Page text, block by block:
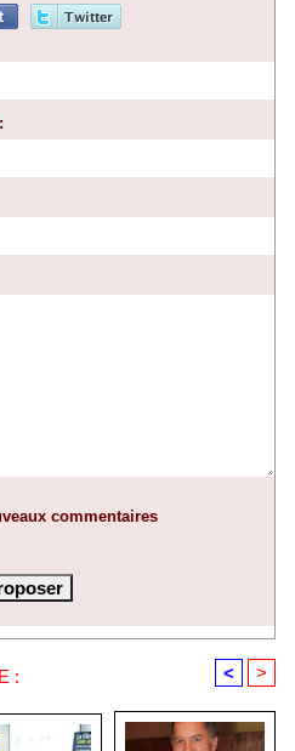
commentaires
: < >